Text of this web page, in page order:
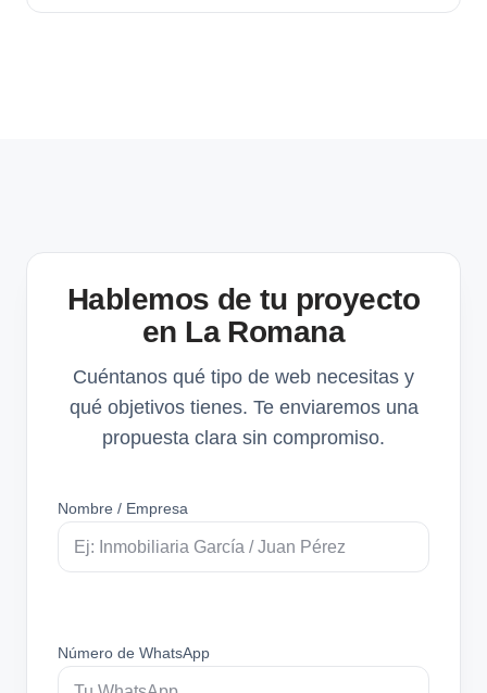
Hablemos de tu proyecto
en La Romana
Cuéntanos qué tipo de web necesitas y
qué objetivos tienes. Te enviaremos una
propuesta clara sin compromiso.
Nombre / Empresa
Número de WhatsApp